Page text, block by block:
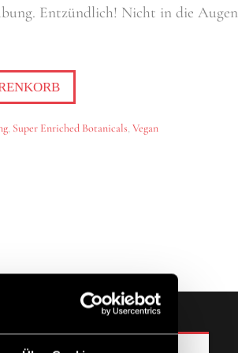
Entzündlich! Nicht in die Augen
, Super Enriched Botanicals, Vegan